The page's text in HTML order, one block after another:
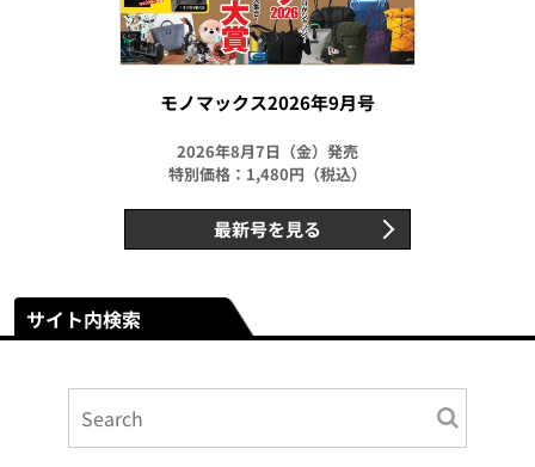
モノマックス2026年9月号
2026年8月7日（金）発売
特別価格：1,480円（税込）
最新号を見る
サイト内検索